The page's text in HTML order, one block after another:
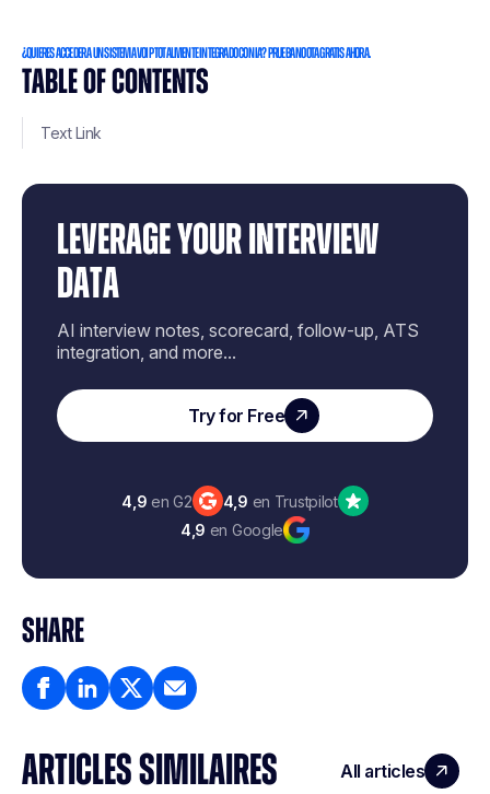
TABLE OF CONTENTS
Text Link
LEVERAGE YOUR INTERVIEW
DATA
AI interview notes, scorecard, follow-up, ATS
integration, and more...
Try for Free
4,9 en G2 4,9 en Trustpilot
4,9 en Google
SHARE
¿Quieres acceder a un sistema VoIP totalmente integrado con IA? Prueba Noota gratis ahora.
ARTICLES SIMILAIRES All articles